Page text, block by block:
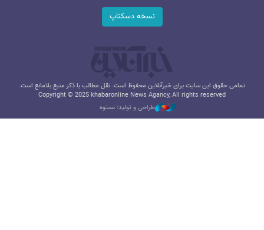
نسخه دسکتاپ
تمامی حقوق این سایت برای خبرآنلاین محفوظ است. نقل مطالب با ذکر منبع بلامانع است.
Copyright © 2025 khabaronline News Agancy, All rights reserved
طراحی و تولید: نستوه